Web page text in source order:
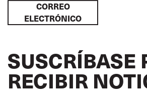
CORREO
ELECTRÓNICO
SUSCRÍBASE
RECIBIR